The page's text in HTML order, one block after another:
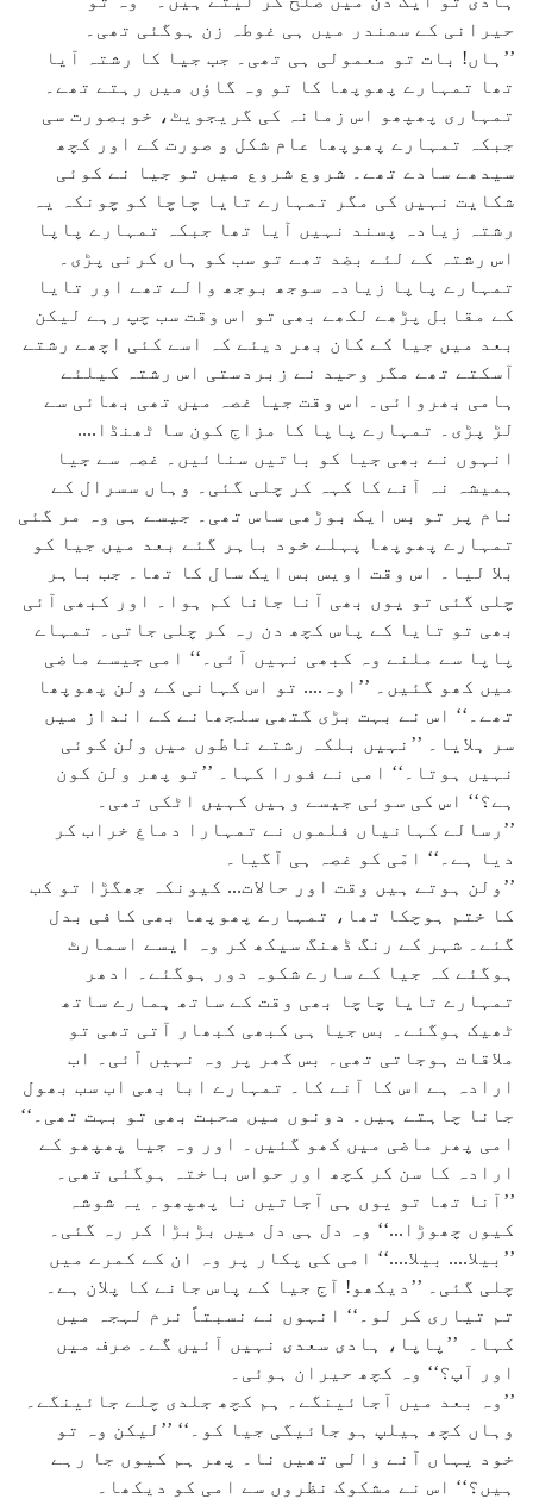
حیرانی کے سمندر میں ہی غوطہ زن ہوگئی تھی۔
’’ہاں! بات تو معمولی ہی تھی۔ جب جیا کا رشتہ آیا
تھا تمہارے پھوپھا کا تو وہ گاؤں میں رہتے تھے۔
تمہاری پھپھو اس زمانہ کی گریجویٹ، خوبصورت سی
جبکہ تمہارے پھوپھا عام شکل و صورت کے اور کچھ
سیدھے سادے تھے۔ شروع شروع میں تو جیا نے کوئی
شکایت نہیں کی مگر تمہارے تایا چاچا کو چونکہ یہ
رشتہ زیادہ پسند نہیں آیا تھا جبکہ تمہارے پاپا
اس رشتہ کے لئے بضد تھے تو سب کو ہاں کرنی پڑی۔
تمہارے پاپا زیادہ سوجھ بوجھ والے تھے اور تایا
کے مقابل پڑھے لکھے بھی تو اس وقت سب چپ رہے لیکن
بعد میں جیا کے کان بھر دیئے کہ اسے کئی اچھے رشتے
آسکتے تھے مگر وحید نے زبردستی اس رشتہ کیلئے
ہامی بھروائی۔ اس وقت جیا غصہ میں تھی بھائی سے
لڑ پڑی۔ تمہارے پاپا کا مزاج کون سا ٹھنڈا....
انہوں نے بھی جیا کو باتیں سنائیں۔ غصہ سے جیا
ہمیشہ نہ آنے کا کہہ کر چلی گئی۔ وہاں سسرال کے
نام پر تو بس ایک بوڑھی ساس تھی۔ جیسے ہی وہ مر گئی
تمہارے پھوپھا پہلے خود باہر گئے بعد میں جیا کو
بلا لیا۔ اس وقت اویس بس ایک سال کا تھا۔ جب باہر
چلی گئی تو یوں بھی آنا جانا کم ہوا۔ اور کبھی آئی
بھی تو تایا کے پاس کچھ دن رہ کر چلی جاتی۔ تمہاے
پاپا سے ملنے وہ کبھی نہیں آئی۔‘‘ امی جیسے ماضی
میں کھو گئیں۔ ’’اوہ.... تو اس کہانی کے ولن پھوپھا
تھے۔‘‘ اس نے بہت بڑی گتھی سلجھانے کے انداز میں
سر ہلایا۔ ’’نہیں بلکہ رشتے ناطوں میں ولن کوئی
نہیں ہوتا۔‘‘ امی نے فورا کہا۔ ’’تو پھر ولن کون
ہے؟‘‘ اس کی سوئی جیسے وہیں کہیں اٹکی تھی۔
’’رسالے کہانیاں فلموں نے تمہارا دماغ خراب کر
دیا ہے۔‘‘ امّی کو غصہ ہی آگیا۔
’’ولن ہوتے ہیں وقت اور حالات... کیونکہ جھگڑا تو کب
کا ختم ہوچکا تھا، تمہارے پھوپھا بھی کافی بدل
گئے۔ شہر کے رنگ ڈھنگ سیکھ کر وہ ایسے اسمارٹ
ہوگئے کہ جیا کے سارے شکوہ دور ہوگئے۔ ادھر
تمہارے تایا چاچا بھی وقت کے ساتھ ہمارے ساتھ
ٹھیک ہوگئے۔ بس جیا ہی کبھی کبھار آتی تھی تو
ملاقات ہوجاتی تھی۔ بس گھر پر وہ نہیں آئی۔ اب
ارادہ ہے اس کا آنے کا۔ تمہارے ابا بھی اب سب بھول
جانا چاہتے ہیں۔ دونوں میں محبت بھی تو بہت تھی۔‘‘
امی پھر ماضی میں کھو گئیں۔ اور وہ جیا پھپھو کے
ارادہ کا سن کر کچھ اور حواس باختہ ہوگئی تھی۔
’’آنا تھا تو یوں ہی آجاتیں نا پھپھو۔ یہ شوشہ
کیوں چھوڑا...‘‘ وہ دل ہی دل میں بڑبڑا کر رہ گئی۔
’’بیلا.... بیلا....‘‘ امی کی پکار پر وہ ان کے کمرے میں
چلی گئی۔ ’’دیکھو! آج جیا کے پاس جانے کا پلان ہے۔
تم تیاری کر لو۔‘‘ انہوں نے نسبتاً نرم لہجہ میں
کہا۔ ’’پاپا، ہادی سعدی نہیں آئیں گے۔ صرف میں
اور آپ؟‘‘ وہ کچھ حیران ہوئی۔
’’وہ بعد میں آجائینگے۔ ہم کچھ جلدی چلے جائینگے۔
وہاں کچھ ہیلپ ہو جائیگی جیا کو۔‘‘ ’’لیکن وہ تو
خود یہاں آنے والی تھیں نا۔ پھر ہم کیوں جا رہے
ہیں؟‘‘ اس نے مشکوک نظروں سے امی کو دیکھا۔